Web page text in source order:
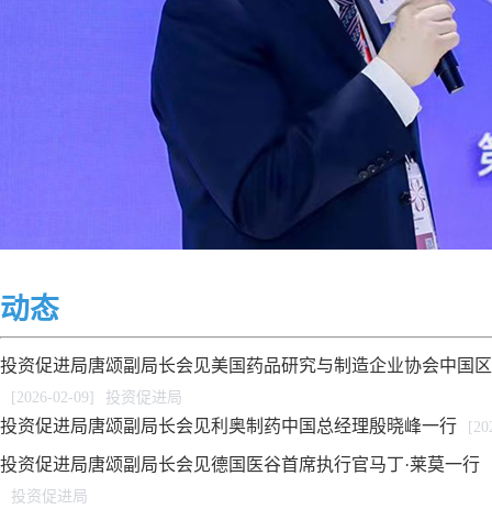
投资促进局唐颂副局长会见美国药品研究与制造企业协会中国
[2026-02-09] 投资促进局
投资促进局唐颂副局长会见利奥制药中国总经理殷晓峰一行
投资促进局唐颂副局长会见德国医谷首席执行官马丁·莱莫一行
投资促进局
动态